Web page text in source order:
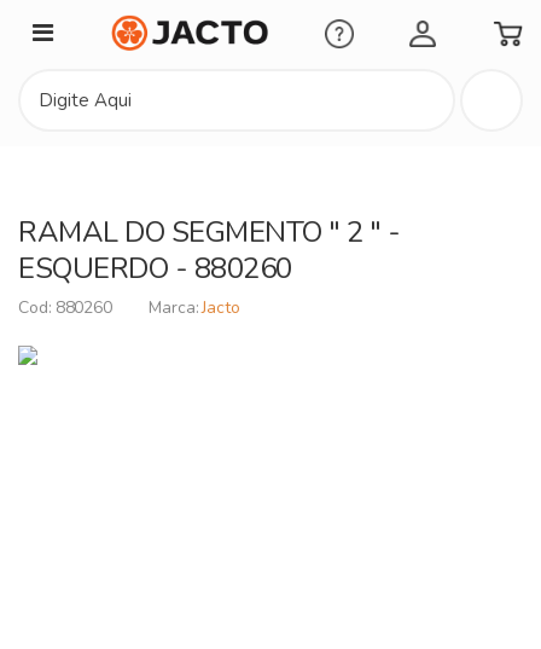
Minha Conta
RAMAL DO SEGMENTO " 2 " -
ESQUERDO - 880260
880260 Jacto